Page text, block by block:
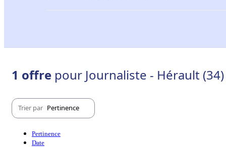
1 offre pour Journaliste - Hérault (34)
Trier par Pertinence
Pertinence
Date